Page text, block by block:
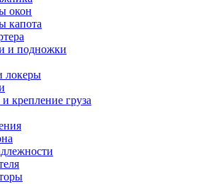
окон
капота
и подножки
локеры
крепление груза